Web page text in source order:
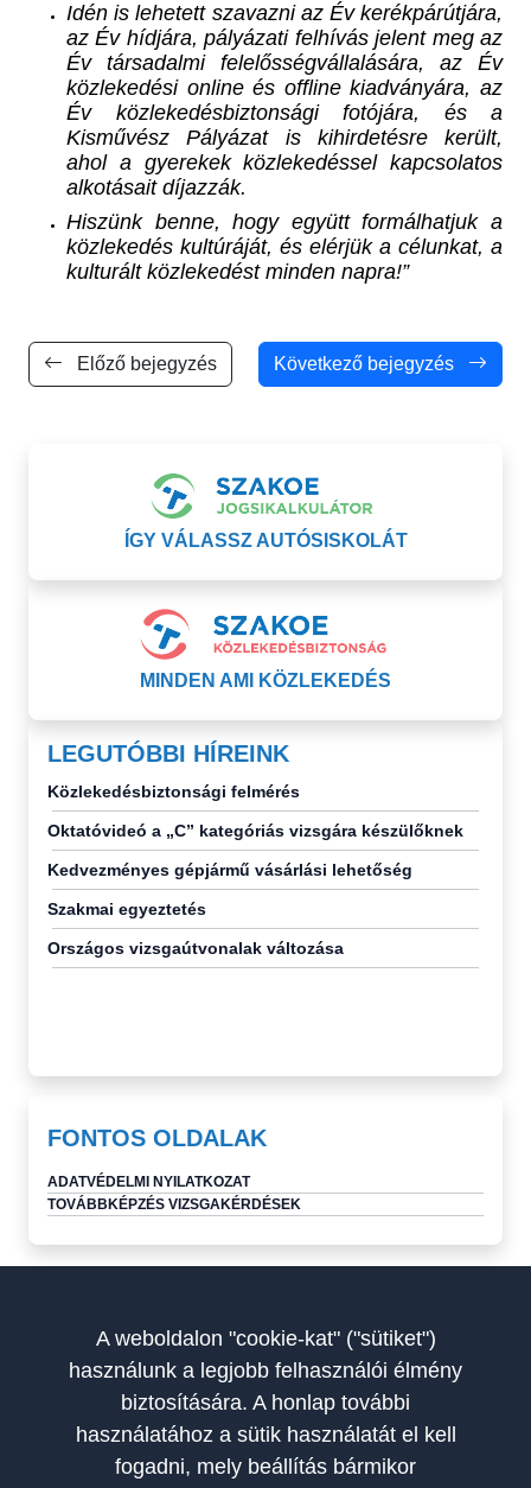
Idén is lehetett szavazni az Év kerékpárútjára,
az Év hídjára, pályázati felhívás jelent meg az
Év társadalmi felelősségvállalására, az Év
közlekedési online és offline kiadványára, az
Év közlekedésbiztonsági fotójára, és a
Kisművész Pályázat is kihirdetésre került,
ahol a gyerekek közlekedéssel kapcsolatos
alkotásait díjazzák.
Hiszünk benne, hogy együtt formálhatjuk a
közlekedés kultúráját, és elérjük a célunkat, a
kulturált közlekedést minden napra!”
Előző bejegyzés Következő bejegyzés
ÍGY VÁLASSZ AUTÓSISKOLÁT
MINDEN AMI KÖZLEKEDÉS
LEGUTÓBBI HÍREINK
Közlekedésbiztonsági felmérés
Oktatóvideó a „C” kategóriás vizsgára készülőknek
Kedvezményes gépjármű vásárlási lehetőség
Szakmai egyeztetés
Országos vizsgaútvonalak változása
FONTOS OLDALAK
ADATVÉDELMI NYILATKOZAT
TOVÁBBKÉPZÉS VIZSGAKÉRDÉSEK
A weboldalon "cookie-kat" ("sütiket")
használunk a legjobb felhasználói élmény
biztosítására. A honlap további
használatához a sütik használatát el kell
fogadni, mely beállítás bármikor